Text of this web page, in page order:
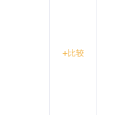
+比较